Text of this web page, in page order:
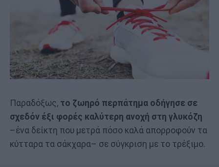
Παραδόξως, το ζωηρό περπάτημα οδήγησε σε
σχεδόν έξι φορές καλύτερη ανοχή στη γλυκόζη
–ένα δείκτη που μετρά πόσο καλά απορροφούν τα
κύτταρα τα σάκχαρα– σε σύγκριση με το τρέξιμο.